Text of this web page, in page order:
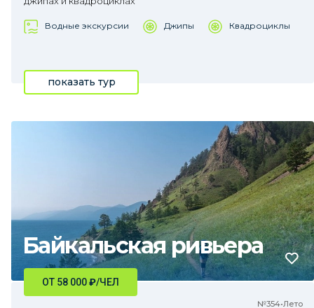
Водные экскурсии Джипы Квадроциклы
показать тур
Байкальская ривьера
№354•Лето
ОТ 58 000₽/ЧЕЛ